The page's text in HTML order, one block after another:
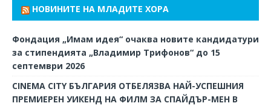
НОВИНИТЕ НА МЛАДИТЕ ХОРА
Фондация „Имам идея“ очаква новите кандидатури
за стипендията „Владимир Трифонов“ до 15
септември 2026
CINEMA CITY БЪЛГАРИЯ ОТБЕЛЯЗВА НАЙ-УСПЕШНИЯ
ПРЕМИЕРЕН УИКЕНД НА ФИЛМ ЗА СПАЙДЪР-МЕН В